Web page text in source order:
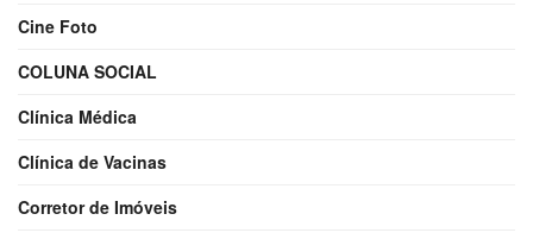
Cine Foto
COLUNA SOCIAL
Clínica Médica
Clínica de Vacinas
Corretor de Imóveis